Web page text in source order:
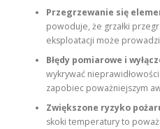
Przegrzewanie się
powoduje, że grzałki
eksploatacji może
Błędy pomiarowe i
wykrywać
zapobiec poważniejszym
Zwiększone ryzyko
skoki temperatury to